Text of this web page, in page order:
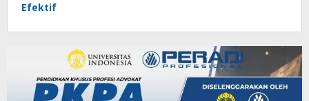
Efektif